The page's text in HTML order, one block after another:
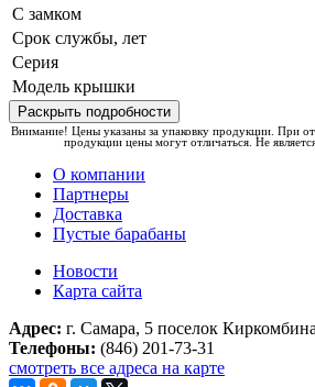
С замком
Срок службы, лет
Серия
Модель крышки
Раскрыть подробности
Внимание! Цены указаны за упаковку продукции. При
продукции цены могут отличаться. Не
О компании
Партнеры
Доставка
Пустые барабаны
Новости
Карта сайта
Адрес: г. Самара, 5 поселок
Телефоны: (846) 201-73-31
смотреть все адреса на карте